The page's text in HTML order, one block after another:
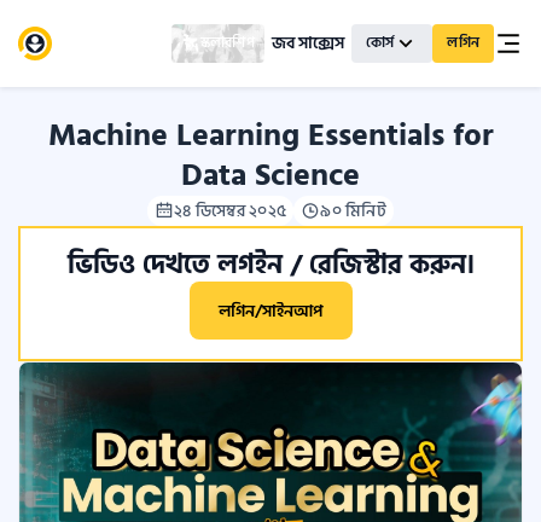
স্কলারশিপ জব সাক্সেস কোর্স লগিন
Machine Learning Essentials for
Data Science
২৪ ডিসেম্বর ২০২৫ ৯০ মিনিট
ভিডিও দেখতে লগইন / রেজিস্টার করুন।
লগিন/সাইনআপ